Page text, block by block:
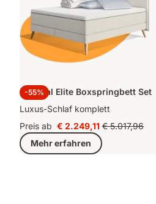
-55%
Original Elite Boxspringbett Set
Luxus-Schlaf komplett
Preis ab Preis
€ 2.249,11
€ 2.249,11 Ursprünglicher
Preis
€ 5.017,96
Mehr erfahren